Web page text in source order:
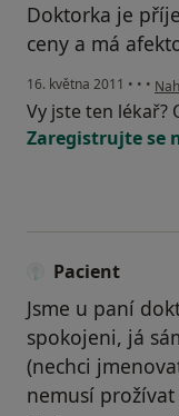
Doktorka je
ceny a má
16. května 2011 • • •
Vy jste ten lékař?
Zaregistrujte se
Pacient
Jsme u paní
spokojeni, já
(nechci
nemusí